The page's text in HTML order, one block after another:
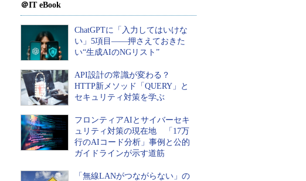
＠IT eBook
ChatGPTに「入力してはいけな
い」5項目――押さえておきた
い“生成AIのNGリスト”
API設計の常識が変わる？
HTTP新メソッド「QUERY」と
セキュリティ対策を学ぶ
フロンティアAIとサイバーセキ
ュリティ対策の現在地 「17万
行のAIコード分析」事例と公的
ガイドラインが示す道筋
「無線LANがつながらない」の